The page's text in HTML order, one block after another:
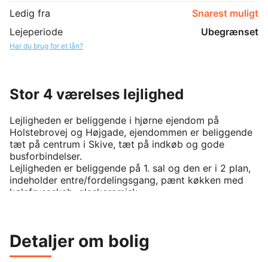
Ledig fra
Snarest muligt
Lejeperiode
Ubegrænset
Har du brug for et lån?
Stor 4 værelses lejlighed
Lejligheden er beliggende i hjørne ejendom på
Holstebrovej og Højgade, ejendommen er beliggende
tæt på centrum i Skive, tæt på indkøb og gode
busforbindelser.
Lejligheden er beliggende på 1. sal og den er i 2 plan,
indeholder entre/fordelingsgang, pænt køkken med
kølefryseskab, glaskeramisk
vinduesparti og masser af lysindfald. Godt værelse,
kan evt. indrettes til soveværelse, med faste skabe.
Detaljer om bolig